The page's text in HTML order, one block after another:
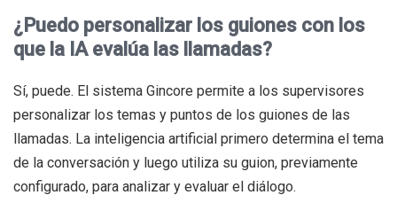
¿Puedo personalizar los guiones con los
que la IA evalúa las llamadas?
Sí, puede. El sistema Gincore permite a los supervisores
personalizar los temas y puntos de los guiones de las
llamadas. La inteligencia artificial primero determina el tema
de la conversación y luego utiliza su guion, previamente
configurado, para analizar y evaluar el diálogo.